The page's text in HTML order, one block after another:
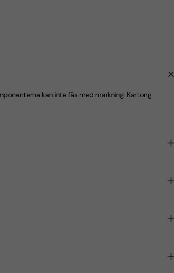
kan inte fås med märkning. Kartong.